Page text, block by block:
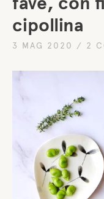
cipollina
3 MAG 2020 / 2